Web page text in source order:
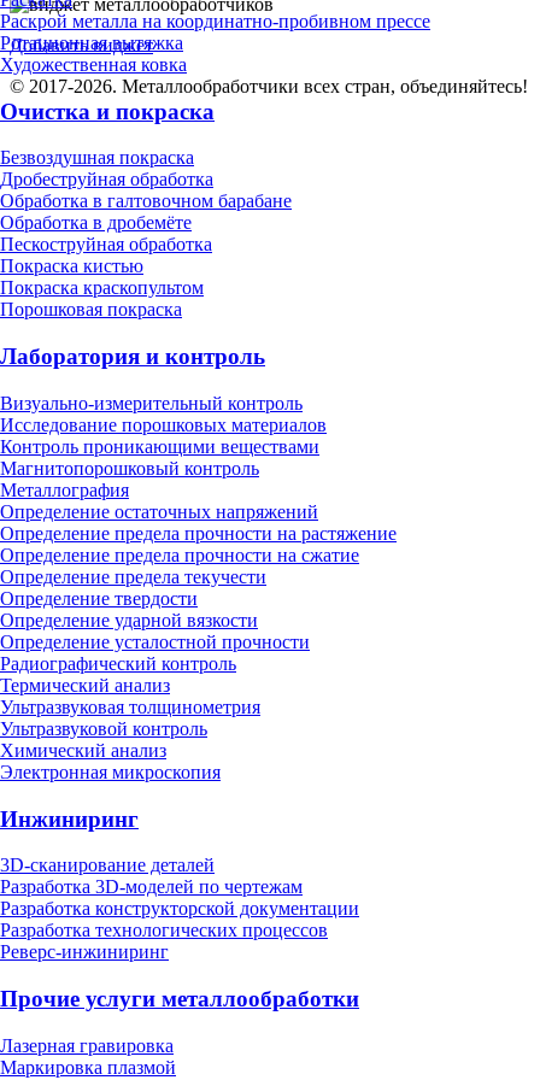
Раскрой металла на координатно-пробивном прессе
Ротационная вытяжка
Художественная ковка
Очистка и покраска
Безвоздушная покраска
Дробеструйная обработка
Обработка в галтовочном барабане
Обработка в дробемёте
Пескоструйная обработка
Покраска кистью
Покраска краскопультом
Порошковая покраска
Лаборатория и контроль
Визуально-измерительный контроль
Исследование порошковых материалов
Контроль проникающими веществами
Магнитопорошковый контроль
Металлография
Определение остаточных напряжений
Определение предела прочности на растяжение
Определение предела прочности на сжатие
Определение предела текучести
Определение твердости
Определение ударной вязкости
Определение усталостной прочности
Радиографический контроль
Термический анализ
Ультразвуковая толщинометрия
Ультразвуковой контроль
Химический анализ
Электронная микроскопия
Инжиниринг
3D-сканирование деталей
Разработка 3D-моделей по чертежам
Разработка конструкторской документации
Разработка технологических процессов
Реверс-инжиниринг
Прочие услуги металлообработки
Лазерная гравировка
Маркировка плазмой
Добавить виджет
© 2017-2026. Металлообработчики всех стран, объединяйтесь!